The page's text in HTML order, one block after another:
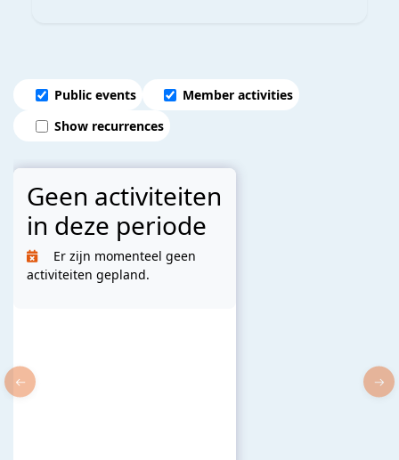
Public events
Member activities
Show recurrences
Geen activiteiten
in deze periode
Er zijn momenteel geen
activiteiten gepland.